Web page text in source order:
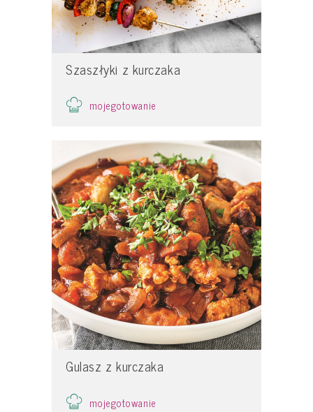
Szaszłyki z kurczaka
mojegotowanie
Gulasz z kurczaka
mojegotowanie